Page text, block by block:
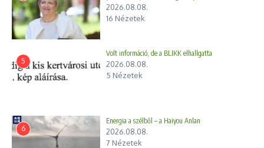
2026.08.08.
16 Nézetek
5
Volt információ, de a BLIKK elhallgatta
2026.08.08.
5 Nézetek
6
Energia a szélből – a Haiyou Anlan
2026.08.08.
7 Nézetek